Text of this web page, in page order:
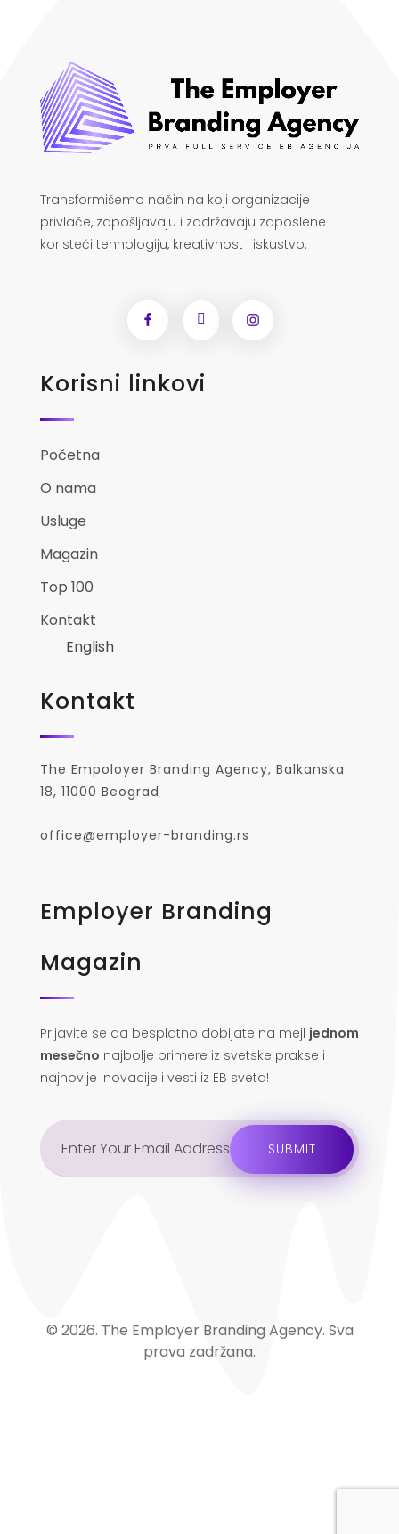
Transformišemo način na koji organizacije
privlače, zapošljavaju i zadržavaju zaposlene
koristeći tehnologiju, kreativnost i iskustvo.
Korisni linkovi
Početna
O nama
Usluge
Magazin
Top 100
Kontakt
English
Kontakt
The Empoloyer Branding Agency, Balkanska
18, 11000 Beograd
office@employer-branding.rs
Employer Branding
Magazin
Prijavite se da besplatno dobijate na mejl jednom
mesečno najbolje primere iz svetske prakse i
najnovije inovacije i vesti iz EB sveta!
© 2026. The Employer Branding Agency. Sva
prava zadržana.